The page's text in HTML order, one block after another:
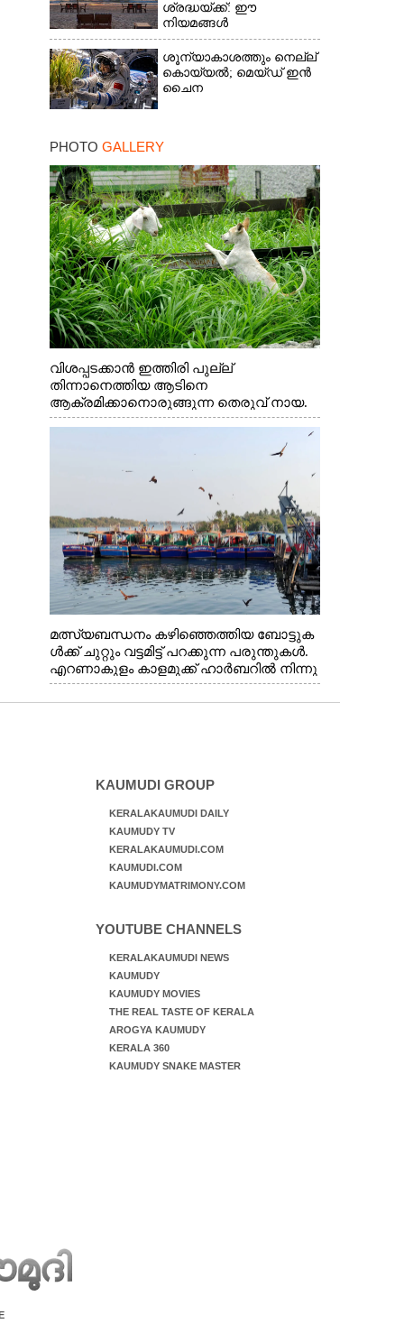
ശ്രദ്ധയ്ക്ക്: ഈ
നിയമങ്ങൾ
പാലിക്കാത്തവർക്ക്
ഇനിമുതൽ ഒരു ലക്ഷം
രൂപവരെ പിഴ
ശൂന്യാകാശത്തും നെല്ല്
കൊയ്യൽ; മെയ്‌ഡ് ഇൻ
ചൈന
PHOTO GALLERY
വിശപ്പടക്കാൻ ഇത്തിരി പുല്ല്
തിന്നാനെത്തിയ ആടിനെ
ആക്രമിക്കാനൊരുങ്ങുന്ന തെരുവ് നായ.
എറണാകുളം വാത്തുരുത്തിയിൽ നിന്നുള്ള
മത്സ്യബന്ധനം കഴിഞ്ഞെത്തിയ ബോട്ടുക
ൾക്ക് ചുറ്റും വട്ടമിട്ട് പറക്കുന്ന പരുന്തുകൾ.
എറണാകുളം കാളമുക്ക് ഹാർബറിൽ നിന്നു
ള്ള കാഴ്ച
KAUMUDI GROUP
KERALAKAUMUDI DAILY
KAUMUDY TV
KERALAKAUMUDI.COM
KAUMUDI.COM
KAUMUDYMATRIMONY.COM
YOUTUBE CHANNELS
KERALAKAUMUDI NEWS
KAUMUDY
KAUMUDY MOVIES
THE REAL TASTE OF KERALA
AROGYA KAUMUDY
KERALA 360
KAUMUDY SNAKE MASTER